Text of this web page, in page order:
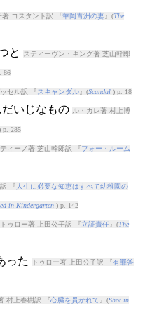
著 コスタント訳 『華岡青洲の妻』(The
と スティーヴン・キング著 芝山幹郎
86
セル訳 『スキャンダル』(Scandal) p. 18
いじなもの ル・カレ著 村上博
285
ィーノ著 芝山幹郎訳 『フォー・ルーム
『 人生に必要な知恵はすべて幼稚園の
in Kindergarten) p. 142
トゥロー著 上田公子訳 『立証責任』(The
った トゥロー著 上田公子訳 『有罪答
村上春樹訳 『心臓を貫かれて 』(Shot in